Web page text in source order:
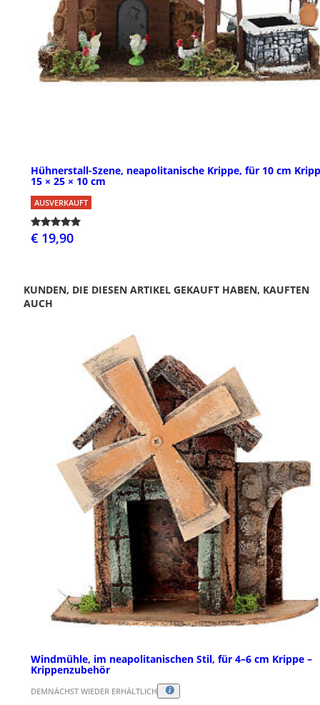
Hühnerstall-Szene, neapolitanische Krippe, für 10 cm
15 × 25 × 10 cm
AUSVERKAUFT
€ 19,90
KUNDEN, DIE DIESEN ARTIKEL GEKAUFT HABEN, KAUFTEN
AUCH
Windmühle, im neapolitanischen Stil, für 4–6 cm Krippe –
Krippenzubehör
DEMNÄCHST WIEDER ERHÄLTLICH